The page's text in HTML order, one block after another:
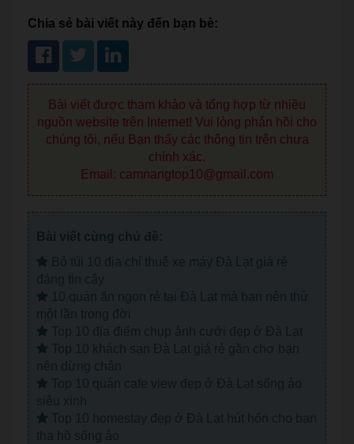
Chia sẻ bài viết này đến bạn bè:
Bài viết được tham khảo và tổng hợp từ nhiều
nguồn website trên Internet! Vui lòng phản hồi cho
chúng tôi, nếu Bạn thấy các thông tin trên chưa
chính xác.
Email: camnangtop10@gmail.com
Bài viết cùng chủ đề:
Bỏ túi 10 địa chỉ thuê xe máy Đà Lạt giá rẻ
đáng tin cậy
10 quán ăn ngon rẻ tại Đà Lạt mà bạn nên thử
một lần trong đời
Top 10 địa điểm chụp ảnh cưới đẹp ở Đà Lạt
Top 10 khách sạn Đà Lạt giá rẻ gần chợ bạn
nên dừng chân
Top 10 quán cafe view đẹp ở Đà Lạt sống ảo
siêu xinh
Top 10 homestay đẹp ở Đà Lạt hút hốn cho bạn
tha hồ sống ảo